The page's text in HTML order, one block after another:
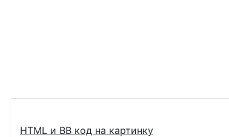
HTML и BB код на картинку